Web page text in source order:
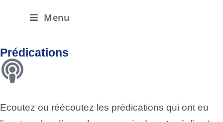
Menu
Prédications
Ecoutez ou réécoutez les prédications qui ont eu